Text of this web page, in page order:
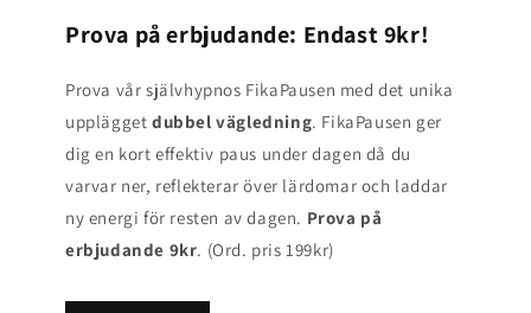
Prova på erbjudande: Endast 9kr!
Prova vår självhypnos FikaPausen med det unika
upplägget dubbel vägledning. FikaPausen ger
dig en kort effektiv paus under dagen då du
varvar ner, reflekterar över lärdomar och laddar
ny energi för resten av dagen. Prova på
erbjudande 9kr. (Ord. pris 199kr)